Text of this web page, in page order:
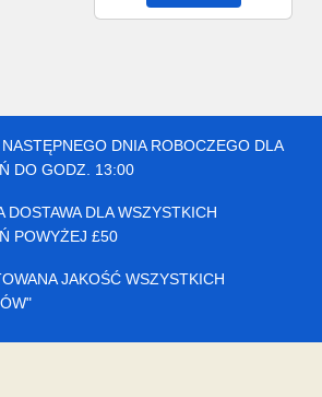
NASTĘPNEGO DNIA ROBOCZEGO DLA
DO GODZ. 13:00
DOSTAWA DLA WSZYSTKICH
POWYŻEJ £50
JAKOŚĆ WSZYSTKICH